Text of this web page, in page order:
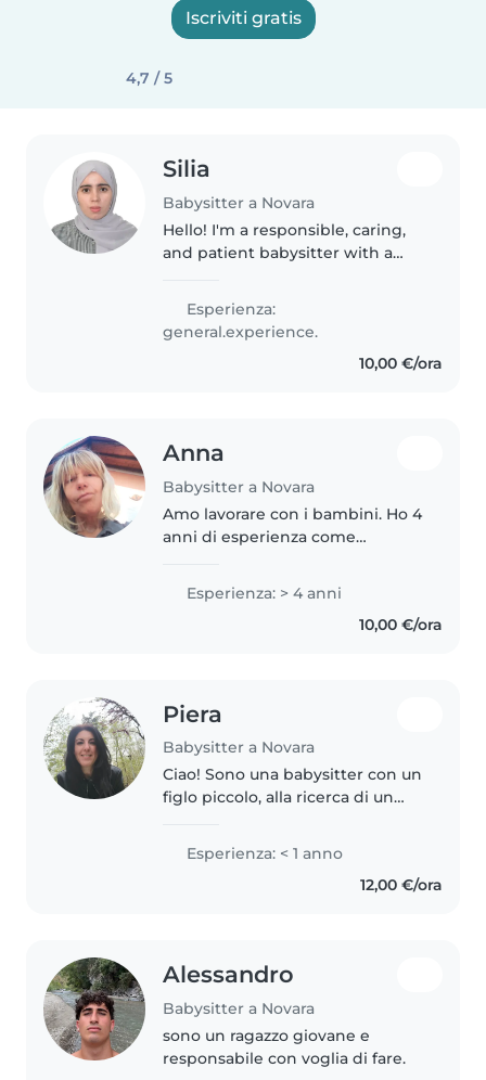
Iscriviti gratis
4,7 / 5
Silia
Babysitter a Novara
Hello! I'm a responsible, caring,
and patient babysitter with a
Biotechnology. I have
experience caring for toddlers
and preschoolers and am
Esperienza:
general.experience.
10,00 €/ora
Anna
Babysitter a Novara
Amo lavorare con i bambini. Ho 4
anni di esperienza come
esperienza di lavoro con i
bambini o sulla mia disponibilità.
Esperienza: > 4 anni
10,00 €/ora
Piera
Babysitter a Novara
Ciao! Sono una babysitter con un
figlo piccolo, alla ricerca di un
con bambini di tutte le età e mi
piace disegnare, leggere e fare
Esperienza: < 1 anno
12,00 €/ora
Alessandro
Babysitter a Novara
sono un ragazzo giovane e
responsabile con voglia di fare.